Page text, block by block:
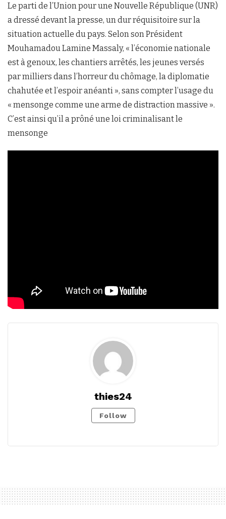
Le parti de l’Union pour une Nouvelle République (UNR)
a dressé devant la presse, un dur réquisitoire sur la
situation actuelle du pays. Selon son Président
Mouhamadou Lamine Massaly, « l’économie nationale
est à genoux, les chantiers arrêtés, les jeunes versés
par milliers dans l’horreur du chômage, la diplomatie
chahutée et l’espoir anéanti », sans compter l’usage du
« mensonge comme une arme de distraction massive ».
C’est ainsi qu’il a prôné une loi criminalisant le
mensonge
thies24
Follow